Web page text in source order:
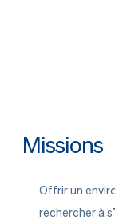
Missions
Offrir un
rechercher à